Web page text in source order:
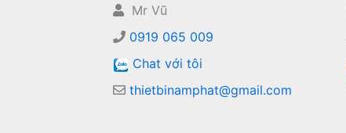
Mr Vũ
0919 065 009
Chat với tôi
thietbinamphat@gmail.com